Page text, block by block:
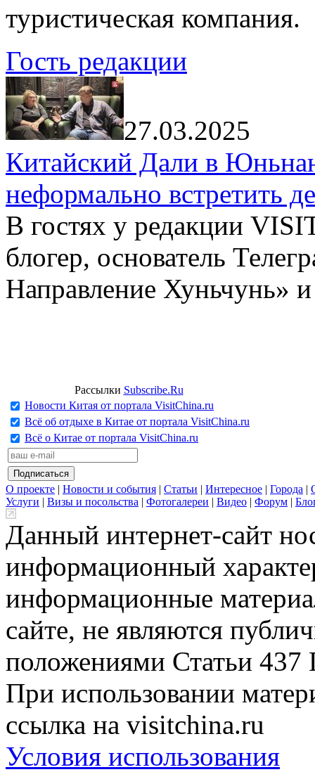
туристическая компания.
Гость редакции
27.03.2025
Китайский Дали в
неформально встретить
В гостях у редакции
блогер, основатель
Направление Хуньчунь»
Рассылки Subscribe.Ru
Новости Китая от портала VisitChina.ru
Всё об отдыхе в Китае от портала VisitChina.ru
Всё о Китае от портала VisitChina.ru
О проекте | Новости и события | Статьи | Интересное | Города |
Услуги | Визы и посольства | Фотогалереи | Видео | Форум |
Данный интернет-сайт
информационный
информационные
сайте, не являются
положениями Статьи 437
При использовании
ссылка на visitchina.ru
Условия использования